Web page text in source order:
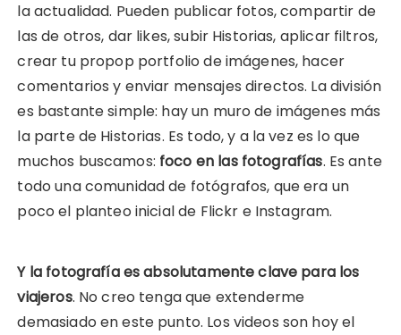
la actualidad. Pueden publicar fotos, compartir de
las de otros, dar likes, subir Historias, aplicar filtros,
crear tu propop portfolio de imágenes, hacer
comentarios y enviar mensajes directos. La división
es bastante simple: hay un muro de imágenes más
la parte de Historias. Es todo, y a la vez es lo que
muchos buscamos: foco en las fotografías. Es ante
todo una comunidad de fotógrafos, que era un
poco el planteo inicial de Flickr e Instagram.
Y la fotografía es absolutamente clave para los
viajeros. No creo tenga que extenderme
demasiado en este punto. Los videos son hoy el